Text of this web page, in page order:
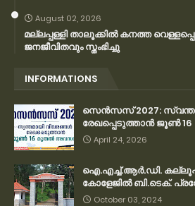
August 02, 2026
മല്ലപ്പള്ളി താലൂക്കിൽ കനത്ത
ജനജീവിതവും സ്തംഭിച്ചു
INFORMATIONS
സെന്‍സസ് 2027:
രേഖപ്പെടുത്താന്‍ ജൂണ്‍
April 24, 2026
ഐ.എച്ച്.ആർ.ഡി.
കോളേജിൽ ബി.ടെക്.
October 03, 2024